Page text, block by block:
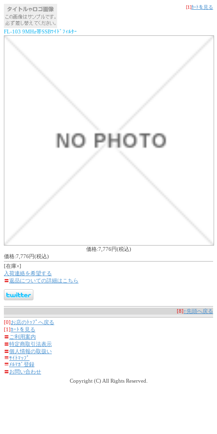
[1]ｶｰﾄを見る
FL-103 9MHz帯SSBﾜｲﾄﾞﾌｨﾙﾀｰ
価格:7,776円(税込)
価格:7,776円(税込)
[在庫×]
入荷連絡を希望する
〓返品についての詳細はこちら
[8]↑先頭へ戻る
[0]お店のﾄｯﾌﾟへ戻る
[1]ｶｰﾄを見る
〓 ご利用案内
〓特定商取引法表示
〓個人情報の取扱い
〓ｻｲﾄﾏｯﾌﾟ
〓ﾒﾙﾏｶﾞ登録
〓お問い合わせ
Copyright (C) All Rights Reserved.